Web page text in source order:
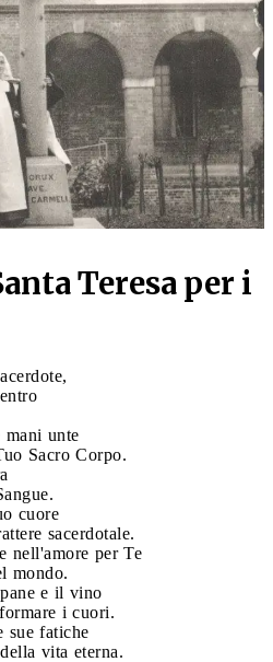
Teresa per i
mani unte
Sacro Corpo.
cuore
sacerdotale.
nell'amore per Te
mondo.
e il vino
i cuori.
sue fatiche
vita eterna.